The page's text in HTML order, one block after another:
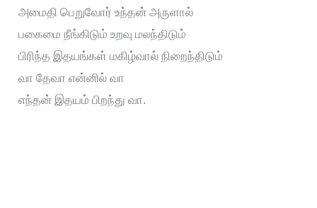
அமைதி பெறுவோர் உந்தன் அருளால்
பகைமை நீங்கிடும் உறவு மலந்திடும்
பிரிந்த இதயங்கள் மகிழ்வால் நிறைந்திடும்
வா தேவா என்னில் வா
எந்தன் இதயம் பிறந்து வா.